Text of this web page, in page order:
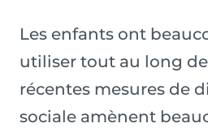
Les enfants ont
utiliser tout au long
récentes mesures de
sociale amènent